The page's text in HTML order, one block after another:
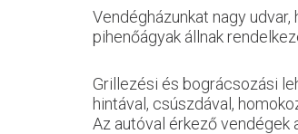
Vendégházunkat nagy
pihenőágyak állnak
Grillezési és bográcsozási
hintával, csúszdával,
Az autóval érkező vendégek